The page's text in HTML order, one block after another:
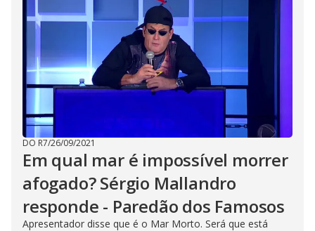
DO R7/26/09/2021
Em qual mar é impossível morrer
afogado? Sérgio Mallandro
responde - Paredão dos Famosos
Apresentador disse que é o Mar Morto. Será que está